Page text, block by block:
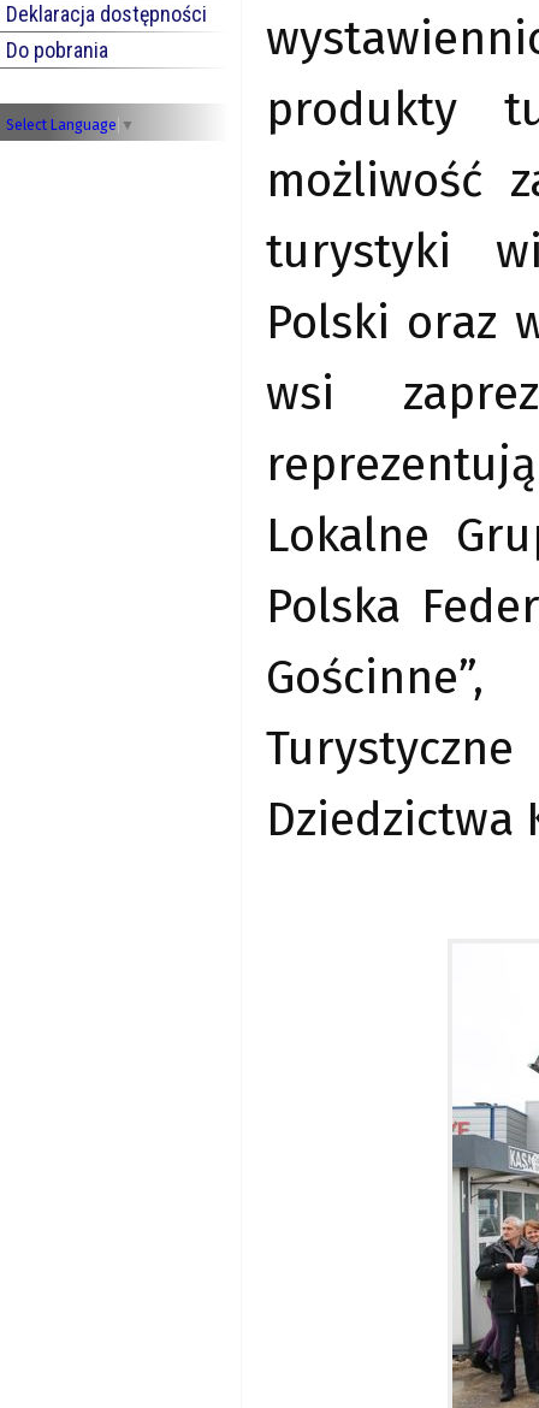
Deklaracja dostępności
Do pobrania
Select Language ▼
produkty
możliwość
turystyki
Polski oraz
wsi
Lokalne
Polska
Dziedzictwa